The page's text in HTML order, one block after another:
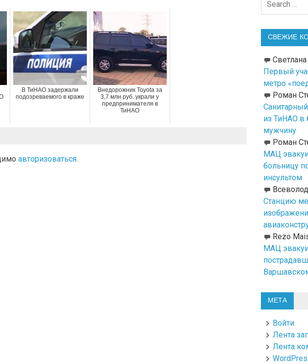
В ТиНАО задержали
подозреваемого в краже
Внедорожник Toyota за
3,7 млн руб. украли у
предпринимателя в
ТиНАО
авторизоваться.
СВЕЖИЕ
Первый
метро
Роман
из ТиНАО в
мужчину
Роман
МАЦ
больницу
инсультом
Станцию
Rezo
МАЦ
МЕТА
Войти
Лента
Лента